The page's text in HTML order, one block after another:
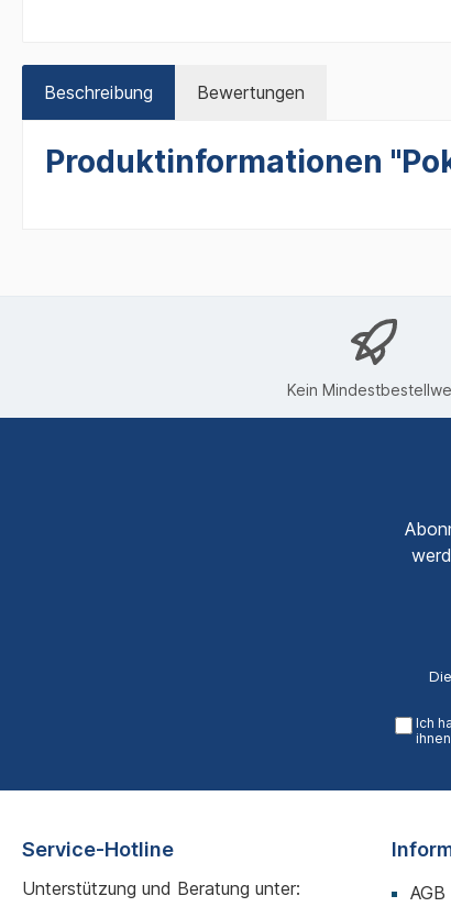
Beschreibung Bewertungen
Produktinformationen
Kein
Ich
Service-Hotline
Unterstützung und Beratung unter:
AGB